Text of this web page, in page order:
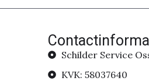
Schilder Service
KVK: 58037640